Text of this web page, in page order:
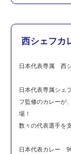
西シェフカ
日本代表専属 西
日本代表専属シェ
フ監修のカレーが
場！
数々の代表選手を
日本代表カレー